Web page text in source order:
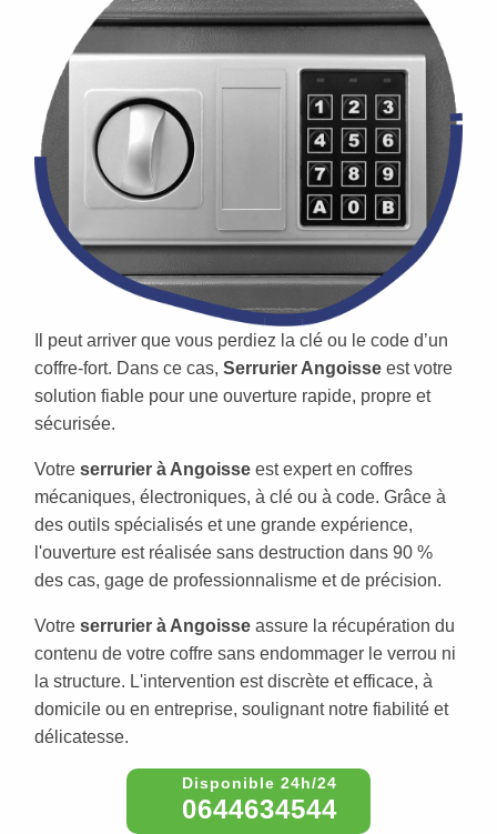
Il peut arriver que vous perdiez la clé ou le code d’un
coffre-fort. Dans ce cas, Serrurier Angoisse est votre
solution fiable pour une ouverture rapide, propre et
sécurisée.
Votre serrurier à Angoisse est expert en coffres
mécaniques, électroniques, à clé ou à code. Grâce à
des outils spécialisés et une grande expérience,
l'ouverture est réalisée sans destruction dans 90 %
des cas, gage de professionnalisme et de précision.
Votre serrurier à Angoisse assure la récupération du
contenu de votre coffre sans endommager le verrou ni
la structure. L'intervention est discrète et efficace, à
domicile ou en entreprise, soulignant notre fiabilité et
délicatesse.
0644634544